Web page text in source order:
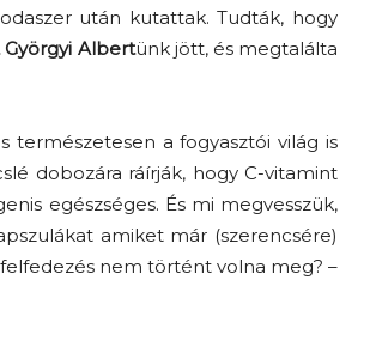
után kutattak. Tudták, hogy
Györgyi Albertünk jött, és megtalálta
természetesen a fogyasztói világ is
dobozára ráírják, hogy C-vitamint
egészséges. És mi megvesszük,
amiket már (szerencsére)
nem történt volna meg? –